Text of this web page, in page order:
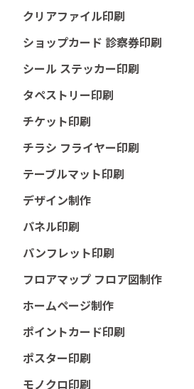
クリアファイル印刷
ショップカード 診察券印刷
シール ステッカー印刷
タペストリー印刷
チケット印刷
チラシ フライヤー印刷
テーブルマット印刷
デザイン制作
パネル印刷
パンフレット印刷
フロアマップ フロア図制作
ホームページ制作
ポイントカード印刷
ポスター印刷
モノクロ印刷